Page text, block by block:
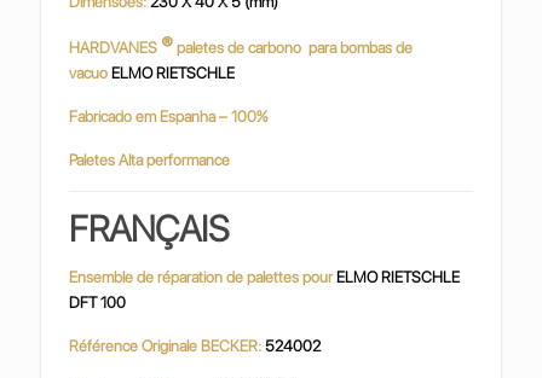
HARDVANES ® paletes de carbono para bombas de
vacuo ELMO RIETSCHLE
Fabricado em Espanha – 100%
Paletes Alta performance
FRANÇAIS
Ensemble de réparation de palettes pour ELMO RIETSCHLE
DFT 100
Référence Originale BECKER:524002